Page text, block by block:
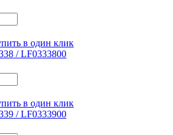
в один клик
/ LF0333800
в один клик
/ LF0333900